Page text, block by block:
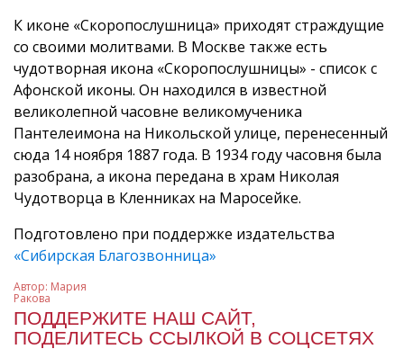
К иконе «Скоропослушница» приходят страждущие
со своими молитвами. В Москве также есть
чудотворная икона «Скоропослушницы» - список с
Афонской иконы. Он находился в известной
великолепной часовне великомученика
Пантелеимона на Никольской улице, перенесенный
сюда 14 ноября 1887 года. В 1934 году часовня была
разобрана, а икона передана в храм Николая
Чудотворца в Кленниках на Маросейке.
Подготовлено при поддержке издательства
«Сибирская Благозвонница»
Автор: Мария
Ракова
ПОДДЕРЖИТЕ НАШ САЙТ,
ПОДЕЛИТЕСЬ ССЫЛКОЙ В СОЦСЕТЯХ